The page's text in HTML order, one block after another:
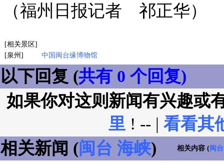
（福州日报记者 祁正华）
[相关景区]
[泉州]
中国闽台缘博物馆
以下回复 (共有 0 个回复)
如果你对这则新闻有兴趣或
里 ! -- | 看看其
相关新闻 (闽台 海峡) 相关内容 ( 闽台